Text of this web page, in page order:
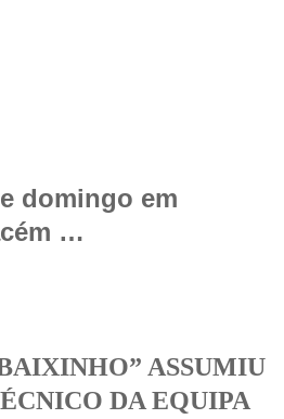
domingo em
…
ASSUMIU
DA EQUIPA